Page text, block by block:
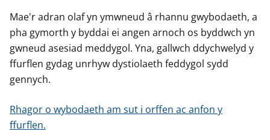
Mae'r adran olaf yn ymwneud â rhannu gwybodaeth, a
pha gymorth y byddai ei angen arnoch os byddwch yn
gwneud asesiad meddygol. Yna, gallwch ddychwelyd y
ffurflen gydag unrhyw dystiolaeth feddygol sydd
gennych.
Rhagor o wybodaeth am sut i orffen ac anfon y
ffurflen.